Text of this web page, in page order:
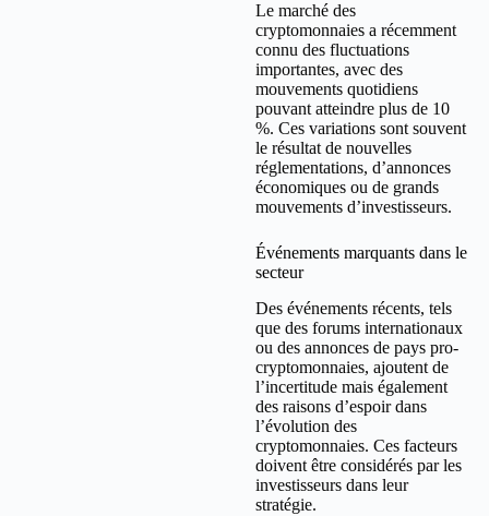
Le marché des
cryptomonnaies a récemment
connu des fluctuations
importantes, avec des
mouvements quotidiens
pouvant atteindre plus de 10
%. Ces variations sont souvent
le résultat de nouvelles
réglementations, d’annonces
économiques ou de grands
mouvements d’investisseurs.
Événements marquants dans le
secteur
Des événements récents, tels
que des forums internationaux
ou des annonces de pays pro-
cryptomonnaies, ajoutent de
l’incertitude mais également
des raisons d’espoir dans
l’évolution des
cryptomonnaies. Ces facteurs
doivent être considérés par les
investisseurs dans leur
stratégie.